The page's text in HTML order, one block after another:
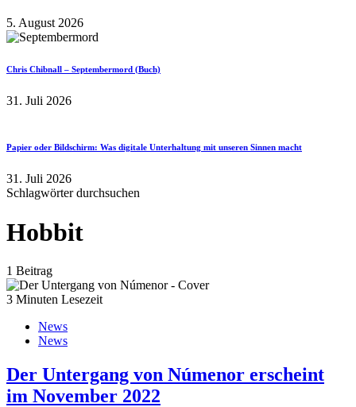
5. August 2026
Chris Chibnall – Septembermord (Buch)
31. Juli 2026
Papier oder Bildschirm: Was digitale Unterhaltung mit unseren Sinnen macht
31. Juli 2026
Schlagwörter durchsuchen
Hobbit
1 Beitrag
3 Minuten Lesezeit
News
News
Der Untergang von Númenor erscheint
im November 2022